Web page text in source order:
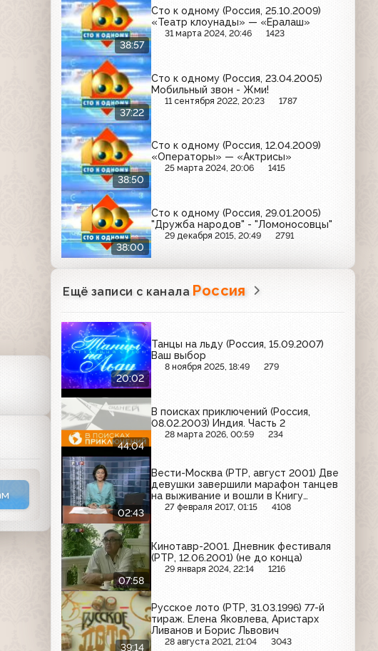
38:57
Сто к одному (Россия, 25.10.2009)
«Театр клоунады» — «Ералаш»
31 марта 2024, 20:46 1423
37:22
Сто к одному (Россия, 23.04.2005)
Мобильный звон - Жми!
11 сентября 2022, 20:23 1787
38:50
Сто к одному (Россия, 12.04.2009)
«Операторы» — «Актрисы»
25 марта 2024, 20:06 1415
38:00
Сто к одному (Россия, 29.01.2005)
"Дружба народов" - "Ломоносовцы"
29 декабря 2015, 20:49 2791
Ещё записи с канала Россия
20:02
Танцы на льду (Россия, 15.09.2007)
Ваш выбор
8 ноября 2025, 18:49 279
44:04
В поисках приключений (Россия,
08.02.2003) Индия. Часть 2
28 марта 2026, 00:59 234
02:43
Вести-Москва (РТР, август 2001) Две
девушки завершили марафон танцев
на выживание и вошли в Книгу
рекордов Гиннесса
27 февраля 2017, 01:15 4108
07:58
Кинотавр-2001. Дневник фестиваля
(РТР, 12.06.2001) (не до конца)
29 января 2024, 22:14 1216
39:14
Русское лото (РТР, 31.03.1996) 77-й
тираж. Елена Яковлева, Аристарх
Ливанов и Борис Львович
28 августа 2021, 21:04 3043